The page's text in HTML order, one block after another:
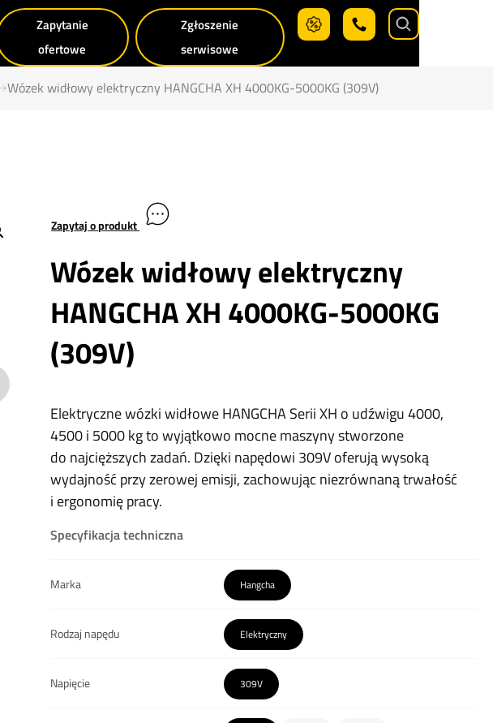
Zapytanie
ofertowe
Zgłoszenie
serwisowe
Search
Wózek widłowy elektryczny HANGCHA XH 4000KG-5000KG (309V)
Zapytaj o produkt
Wózek widłowy elektryczny
HANGCHA XH 4000KG-5000KG
(309V)
Elektryczne wózki widłowe HANGCHA Serii XH o udźwigu 4000,
4500 i 5000 kg to wyjątkowo mocne maszyny stworzone
do najcięższych zadań. Dzięki napędowi 309V oferują wysoką
wydajność przy zerowej emisji, zachowując niezrównaną trwałość
i ergonomię pracy.
Specyfikacja techniczna
Marka Hangcha
Rodzaj napędu Elektryczny
Napięcie 309V